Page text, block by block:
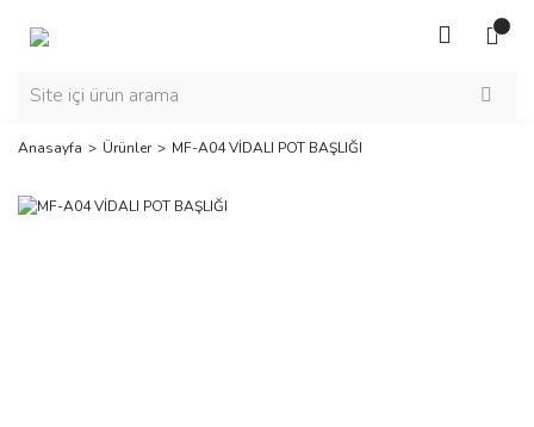
Anasayfa Ürünler MF-A04 VİDALI POT BAŞLIĞI